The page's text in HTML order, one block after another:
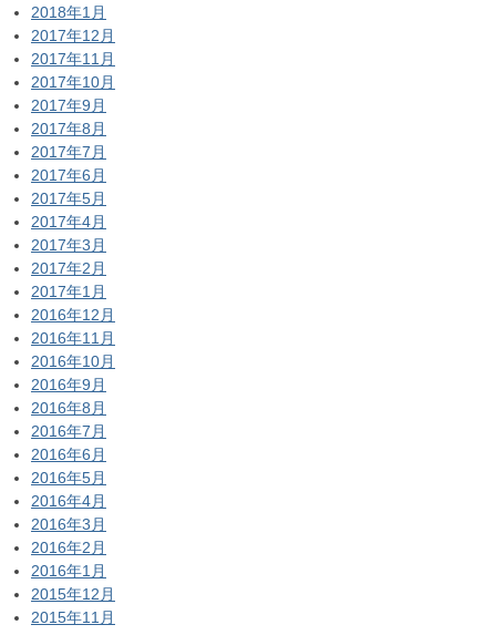
2018年1月
2017年12月
2017年11月
2017年10月
2017年9月
2017年8月
2017年7月
2017年6月
2017年5月
2017年4月
2017年3月
2017年2月
2017年1月
2016年12月
2016年11月
2016年10月
2016年9月
2016年8月
2016年7月
2016年6月
2016年5月
2016年4月
2016年3月
2016年2月
2016年1月
2015年12月
2015年11月